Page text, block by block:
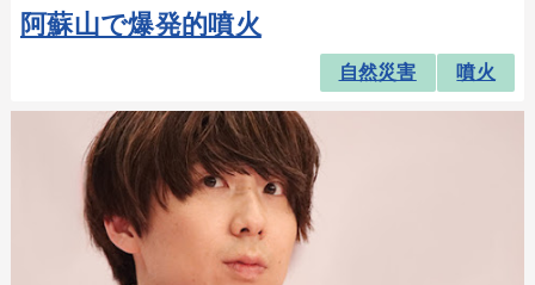
阿蘇山で爆発的噴火
自然災害 噴火